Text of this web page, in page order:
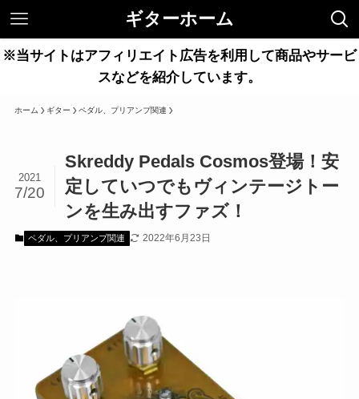
ギターホーム
※当サイトはアフィリエイト広告を利用して商品やサービ
スなどを紹介しています。
ホーム ギター ペダル、プリアンプ関連
Skreddy Pedals Cosmos登場！安
定していつでもヴィンテージトー
ンを生み出すファズ！
2021
7/20
ペダル、プリアンプ関連 2022年6月23日